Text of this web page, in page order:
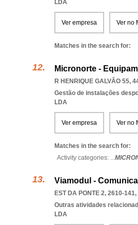
LDA
Ver empresa Ver no
Matches in the search for:
Micronorte -
R HENRIQUE GALVÃO 55,
Gestão de instalações
LDA
Ver empresa Ver no
Matches in the search for:
Activity categories: ...
Viamodul -
EST DA PONTE 2, 2610-141,
Outras atividades
LDA